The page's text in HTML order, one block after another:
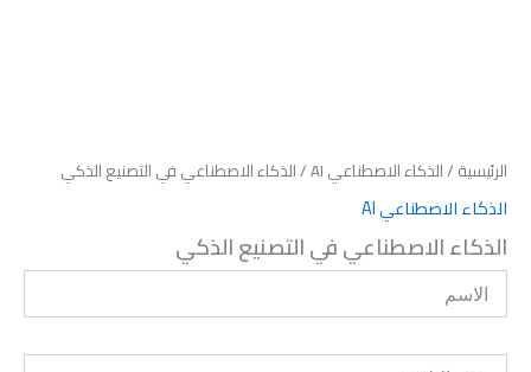
الرئيسية /الذكاء الاصطناعي AI / الذكاء الاصطناعي في التصنيع الذكي
الذكاء الاصطناعي AI
الذكاء الاصطناعي في التصنيع الذكي